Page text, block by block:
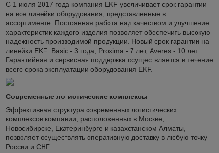
С 1 июля 2017 года компания EKF увеличивает срок гарантии
на все линейки оборудования, представленные в
ассортименте. Постоянная работа над качеством и улучшение
характеристик каждого изделия позволяет обеспечить высокую
надежность производимой продукции. Новый срок гарантии на
линейки EKF: Basic - 3 года, Proxima - 7 лет, Averes - 10 лет.
Гарантийная и сервисная поддержка осуществляется в течение
всего срока эксплуатации оборудования EKF.
Современные логистические комплексы
Эффективная структура современных логистических
комплексов компании, расположенных в Москве,
Новосибирске, Екатеринбурге и казахстанском Алматы,
позволяет осуществлять оперативную доставку в любую точку
России и СНГ.